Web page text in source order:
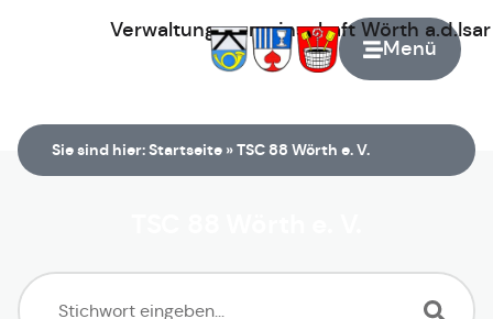
Menü
Verwaltungsgemeinschaft Wörth
Sie sind hier:Startseite »TSC 88 Wörth e. V.